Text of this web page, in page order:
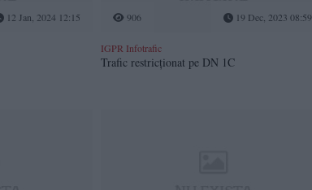
12 Jan, 2024 12:15 906 19 Dec, 2023 08:59
IGPR Infotrafic
Trafic restricționat pe DN 1C